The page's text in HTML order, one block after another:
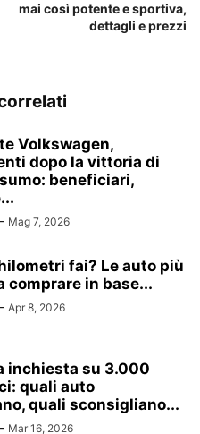
mai così potente e sportiva,
dettagli e prezzi
Volkswagen,
dopo la vittoria di
beneficiari,
- Mag 7, 2026
fai? Le auto più
comprare in base...
- Apr 8, 2026
inchiesta su 3.000
quali auto
quali sconsigliano...
- Mar 16, 2026